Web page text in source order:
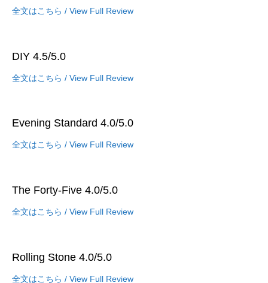
全文はこちら / View Full Review
DIY 4.5/5.0
全文はこちら / View Full Review
Evening Standard 4.0/5.0
全文はこちら / View Full Review
The Forty-Five 4.0/5.0
全文はこちら / View Full Review
Rolling Stone 4.0/5.0
全文はこちら / View Full Review